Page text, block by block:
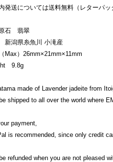
発送については送料無料（レターパッ
石 翡翠
新潟県糸魚川 小滝産
Max）26mm×21mm×11mm
9.8g
made of Lavender jadeite from
shipped to all over the world where
payment,
is recommended, since only credit
refunded when you are not pleased